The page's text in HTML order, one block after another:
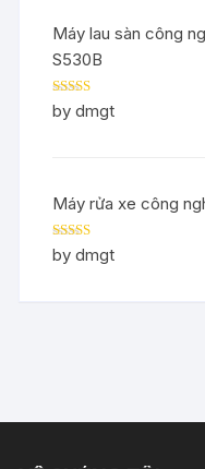
Máy lau sàn công
S530B
Rated5out
of 5
by dmgt
Máy rửa xe công
Rated5out
of 5
by dmgt